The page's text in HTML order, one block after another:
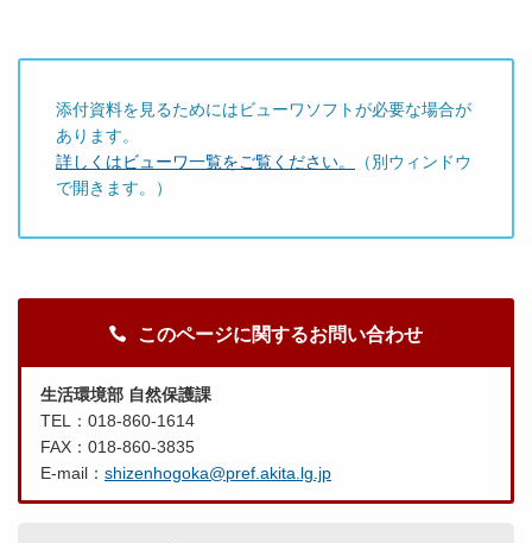
添付資料を見るためにはビューワソフトが必要な場合が
あります。
詳しくはビューワ一覧をご覧ください。
（別ウィンドウ
で開きます。）
このページに関するお問い合わせ
生活環境部 自然保護課
TEL：018-860-1614
FAX：018-860-3835
E-mail： shizenhogoka@pref.akita.lg.jp